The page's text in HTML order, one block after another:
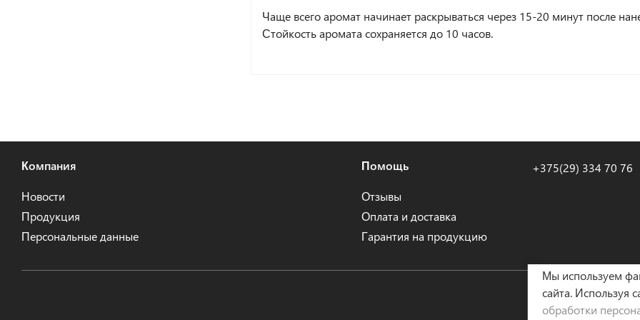
Чаще всего аромат начинает раскрываться через 15-20 минут после
Стойкость аромата сохраняется до 10 часов.
Компания
Новости
Продукция
Персональные данные
Помощь
Отзывы
Оплата и доставка
Гарантия на продукцию
+375(29) 334 70 76
Политика
Мы используем
сайта. Используя
обработки